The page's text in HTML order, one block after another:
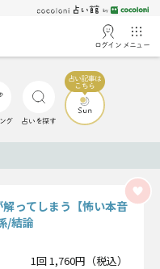
ログイン メニュー
グ 占いを探す
ってしまう【怖い本音
/結論
1回 1,760円（税込）